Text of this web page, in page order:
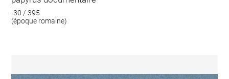
-30 / 395
(époque romaine)